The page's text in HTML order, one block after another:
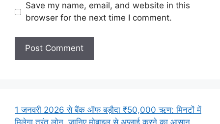
Save my name, email, and website in this
browser for the next time I comment.
1 जनवरी 2026 से बैंक ऑफ बड़ौदा ₹50,000 ऋण: मिनटों में
मिलेगा तुरंत लोन, जानिए मोबाइल से अप्लाई करने का आसान